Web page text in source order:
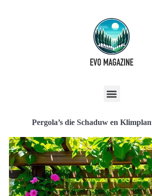
Pergola’s die Schaduw en